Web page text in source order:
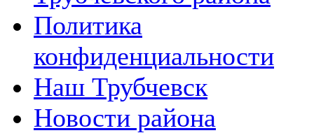
Политика
конфиденциальности
Наш Трубчевск
Новости района